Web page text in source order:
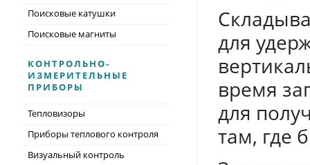
для
время
для
там, где
Поисковые катушки
Поисковые магниты
КОНТРОЛЬНО-
ИЗМЕРИТЕЛЬНЫЕ
ПРИБОРЫ
Тепловизоры
Приборы теплового контроля
Визуальный контроль